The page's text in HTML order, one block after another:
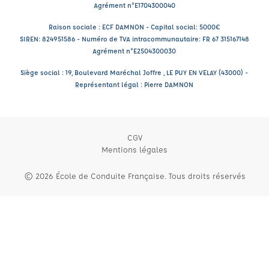
Agrément n°E1704300040
Raison sociale : ECF DAMNON - Capital social: 5000€
SIREN: 824951586 - Numéro de TVA intracommunautaire: FR 67 315167148
Agrément n°E2504300030
Siège social : 19, Boulevard Maréchal Joffre , LE PUY EN VELAY (43000) -
Représentant légal : Pierre DAMNON
CGV
Mentions légales
© 2026 École de Conduite Française. Tous droits réservés